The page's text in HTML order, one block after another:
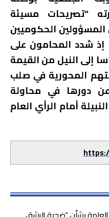
“تصريحات مسيئة
الحكوميين
إذ شدد المحامون على
إلى النيل من القيمة
المحورية في صلب
دورها في محاولة
أمام الرأي العام